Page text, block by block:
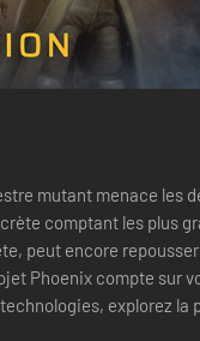
comptant les plus
peut encore repousser
Phoenix compte sur
explorez la